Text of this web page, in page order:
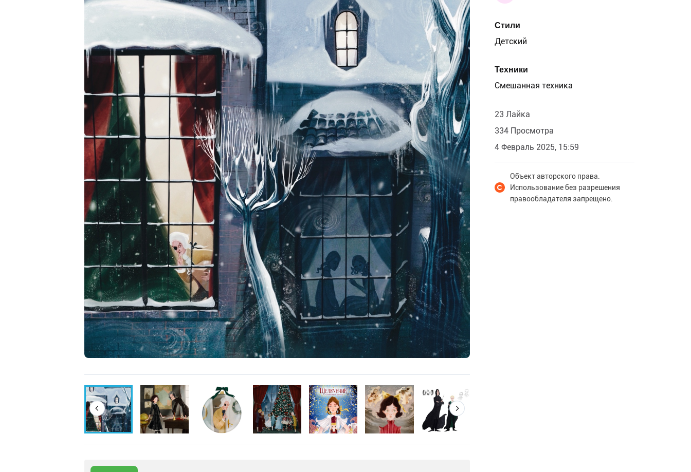
Стили
Детский
Техники
Смешанная техника
23 Лайка
334 Просмотра
4 Февраль 2025, 15:59
Объект авторского права.
Использование без разрешения
правообладателя запрещено.